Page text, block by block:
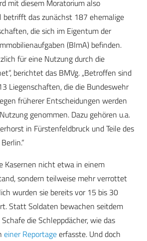
mit diesem Moratorium also
das zunächst 187 ehemalige
die sich im Eigentum der
(BImA) befinden.
für eine Nutzung durch die
berichtet das BMVg. „Betroffen sind
Liegenschaften, die die Bundeswehr
früherer Entscheidungen werden
genommen. Dazu gehören u.a.
in Fürstenfeldbruck und Teile des
Kasernen nicht etwa in einem
sondern teilweise mehr verrottet
wurden sie bereits vor 15 bis 30
Statt Soldaten bewachen seitdem
die Schleppdächer, wie das
einer Reportageerfasste. Und doch